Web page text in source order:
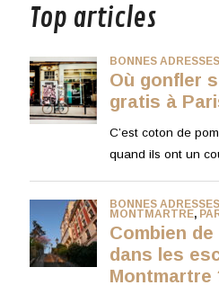
Top articles